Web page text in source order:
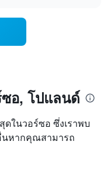
อ, โปแลนด์
ในวอร์ซอ ซึ่งเราพบ
นหากคุณสามารถ